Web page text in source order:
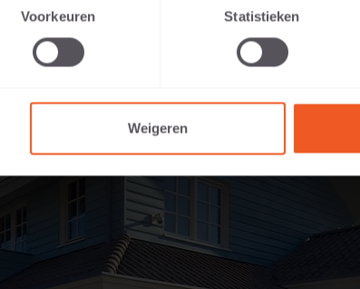
Voorkeuren Statistieken
Weigeren